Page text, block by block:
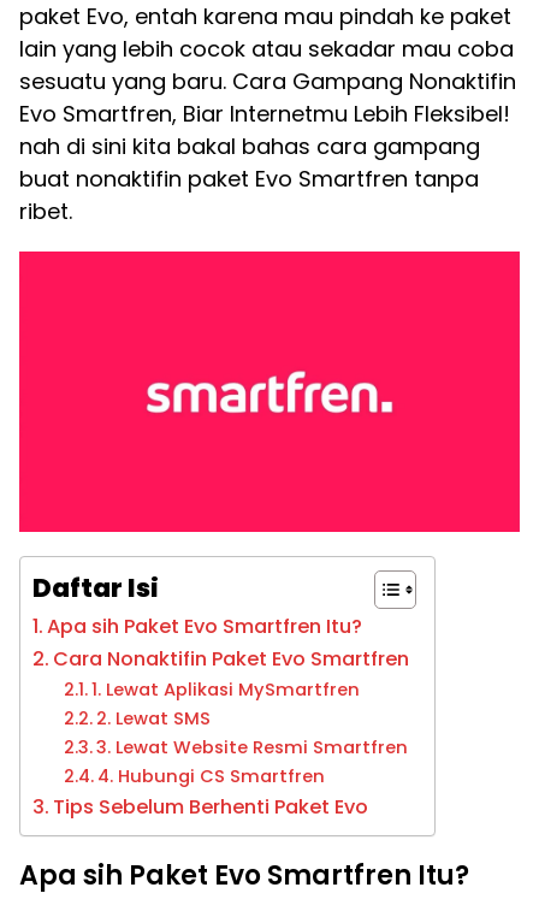
paket Evo, entah karena mau pindah ke paket
lain yang lebih cocok atau sekadar mau coba
sesuatu yang baru. Cara Gampang Nonaktifin
Evo Smartfren, Biar Internetmu Lebih Fleksibel!
nah di sini kita bakal bahas cara gampang
buat nonaktifin paket Evo Smartfren tanpa
ribet.
Daftar Isi
Apa sih Paket Evo Smartfren Itu?
Cara Nonaktifin Paket Evo Smartfren
1. Lewat Aplikasi MySmartfren
2. Lewat SMS
3. Lewat Website Resmi Smartfren
4. Hubungi CS Smartfren
Tips Sebelum Berhenti Paket Evo
Apa sih Paket Evo Smartfren Itu?